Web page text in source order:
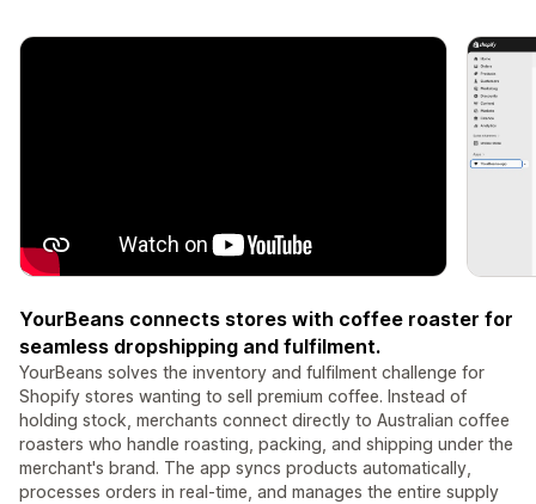
YourBeans connects stores with coffee roaster for
seamless dropshipping and fulfilment.
YourBeans solves the inventory and fulfilment challenge for
Shopify stores wanting to sell premium coffee. Instead of
holding stock, merchants connect directly to Australian coffee
roasters who handle roasting, packing, and shipping under the
merchant's brand. The app syncs products automatically,
processes orders in real-time, and manages the entire supply